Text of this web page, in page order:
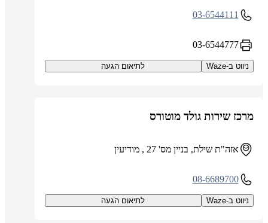
03-6544111
03-6544777
ניווט ב-Waze לתיאום הגעה
מרכז שירות גולד מוטורס
אזה"ת שילת, בניין מס' 27 , מודיעין
08-6689700
ניווט ב-Waze לתיאום הגעה